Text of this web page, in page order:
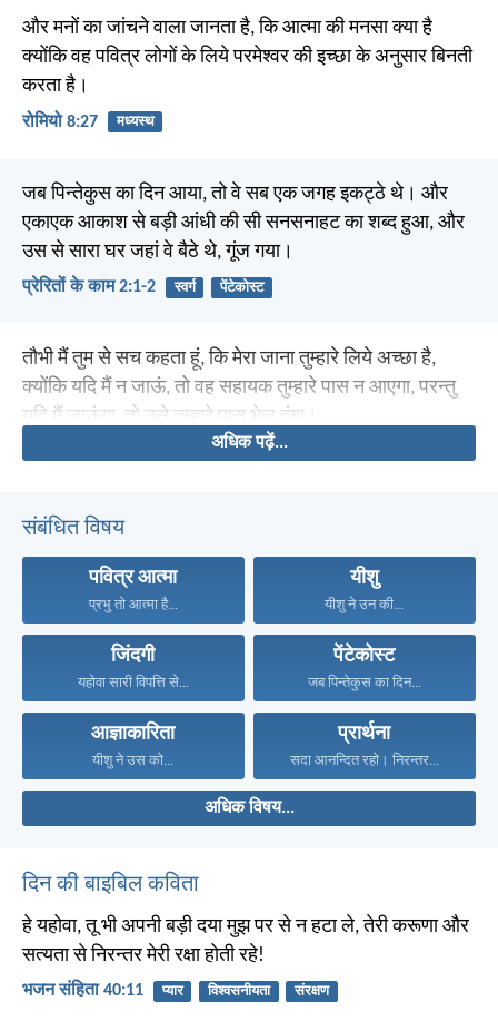
और मनों का जांचने वाला जानता है, कि आत्मा की मनसा क्या है
क्योंकि वह पवित्र लोगों के लिये परमेश्वर की इच्छा के अनुसार बिनती
करता है।
रोमियो 8:27 मध्यस्थ
जब पिन्तेकुस का दिन आया, तो वे सब एक जगह इकट्ठे थे। और
एकाएक आकाश से बड़ी आंधी की सी सनसनाहट का शब्द हुआ, और
उस से सारा घर जहां वे बैठे थे, गूंज गया।
प्रेरितों के काम 2:1-2 स्वर्ग पेंटेकोस्ट
तौभी मैं तुम से सच कहता हूं, कि मेरा जाना तुम्हारे लिये अच्छा है,
क्योंकि यदि मैं न जाऊं, तो वह सहायक तुम्हारे पास न आएगा, परन्तु
यदि मैं जाऊंगा, तो उसे तुम्हारे पास भेज दूंगा।
अधिक पढ़ें...
संबंधित विषय
पवित्र आत्मा
प्रभु तो आत्मा है...
यीशु
यीशु ने उन की...
जिंदगी
यहोवा सारी विपत्ति से...
पेंटेकोस्ट
जब पिन्तेकुस का दिन...
आज्ञाकारिता
यीशु ने उस को...
प्रार्थना
सदा आनन्दित रहो। निरन्तर...
अधिक विषय...
दिन की बाइबिल कविता
हे यहोवा, तू भी अपनी बड़ी दया मुझ पर से न हटा ले, तेरी करूणा और
सत्यता से निरन्तर मेरी रक्षा होती रहे!
भजन संहिता 40:11 प्यार विश्वसनीयता संरक्षण